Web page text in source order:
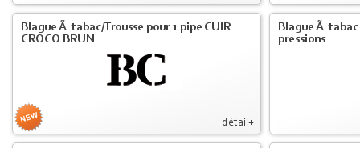
détail+
Blague Ã tabac/Trousse pour 1 pipe CUIR
CROCO BRUN
Blague Ã
pressions